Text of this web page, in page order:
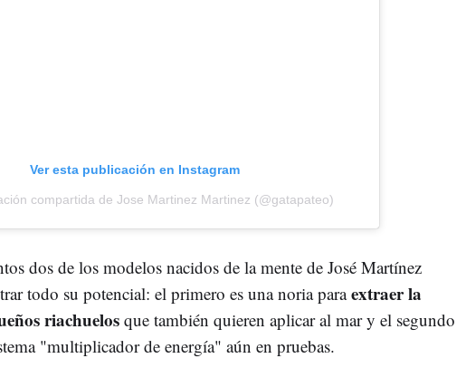
Ver esta publicación en Instagram
compartida de Jose Martinez Martinez (@gatapateo)
dos de los modelos nacidos de la mente de José Martínez
todo su potencial: el primero es una noria paraextraer la
riachuelos que también quieren aplicar al mar y el segundo
"multiplicador de energía" aún en pruebas.